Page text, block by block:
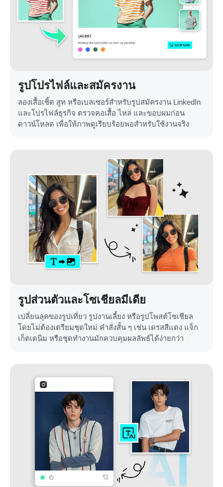
รูปโปรไฟล์และสมัครงาน
ลองเสื้อเชิ้ต สูท หรือเบลเซอร์สำหรับรูปสมัครงาน LinkedIn
และโปรไฟล์ธุรกิจ ตรวจคอเสื้อ ไหล่ และขอบผมก่อน
ดาวน์โหลด เพื่อให้ภาพดูเรียบร้อยพอสำหรับใช้งานจริง
รูปส่วนตัวและโซเชียลมีเดีย
เปลี่ยนลุคของรูปเที่ยว รูปงานเลี้ยง หรือรูปโพสต์โซเชียล
โดยไม่ต้องเตรียมชุดใหม่ คำสั่งสั้น ๆ เช่น เดรสสีแดง แจ็ก
เก็ตเดนิม หรือชุดทำงานมักควบคุมผลลัพธ์ได้ง่ายกว่า